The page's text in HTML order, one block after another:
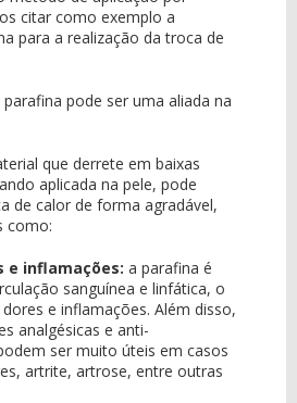
citar como exemplo a
para a realização da troca de
pode ser uma aliada na
que derrete em baixas
aplicada na pele, pode
de calor de forma agradável,
como:
e inflamações: a parafina é
sanguínea e linfática, o
e inflamações. Além disso,
analgésicas e anti-
ser muito úteis em casos
artrite, artrose, entre outras